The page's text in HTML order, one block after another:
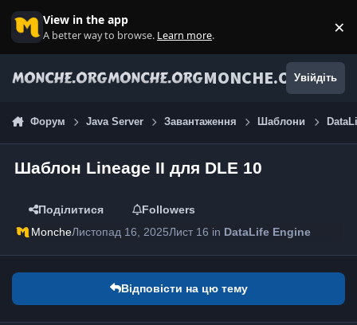
View in the app
A better way to browse. Learn more. ×
MONCHE.ORGУвійдіть
Форум Java Server Завантаження Шаблони
Шаблон Lineage II для DLE 10
Поділитися
Followers
MoncheЛистопад 16, 2025Лист 16 in DataLife Engine
Відповісти на цю тему